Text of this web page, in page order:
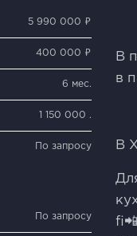
5 990 000 ₽
400 000 ₽
6 мес.
1 150 000 .
По запросу
По запросу
В
в
В